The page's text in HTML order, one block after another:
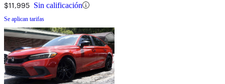
$11,995 Sin calificación
Se aplican tarifas